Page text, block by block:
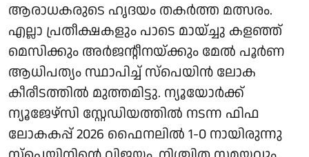
ആരാധകരുടെ ഹൃദയം തകര്‍ത്ത മത്സരം.
എല്ലാ പ്രതീക്ഷകളും പാടെ മായ്ച്ചു കളഞ്ഞ്
മെസിക്കും അര്‍ജന്റീനയ്ക്കും മേല്‍ പൂര്‍ണ
ആധിപത്യം സ്ഥാപിച്ച് സ്‌പെയിന്‍ ലോക
കീരീടത്തില്‍ മുത്തമിട്ടു. ന്യൂയോര്‍ക്ക്
ന്യൂജേഴ്സി സ്റ്റേഡിയത്തില്‍ നടന്ന ഫിഫ
ലോകകപ്പ് 2026 ഫൈനലില്‍ 1-0 നായിരുന്നു